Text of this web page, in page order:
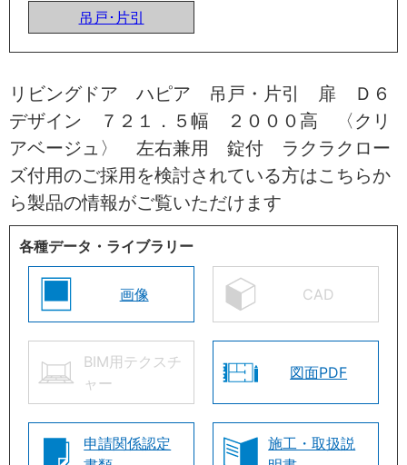
吊戸･片引
リビングドア ハピア 吊戸・片引 扉 Ｄ６
デザイン ７２１．５幅 ２０００高 〈クリ
アベージュ〉 左右兼用 錠付 ラクラクロー
ズ付用のご採用を検討されている方はこちらか
ら製品の情報がご覧いただけます
各種データ・ライブラリー
画像 CAD
BIM用テクスチ
ャー
図面PDF
申請関係認定
施工・取扱説